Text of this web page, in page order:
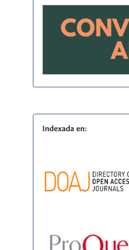
Indexada en: